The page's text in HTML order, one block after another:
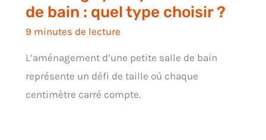
de bain : quel type choisir ?
9 minutes de lecture
L’aménagement d’une petite salle de bain
représente un défi de taille où chaque
centimètre carré compte.